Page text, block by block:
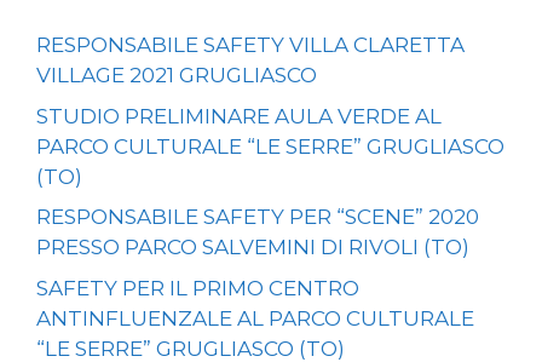
RESPONSABILE SAFETY VILLA CLARETTA
VILLAGE 2021 GRUGLIASCO
STUDIO PRELIMINARE AULA VERDE AL
PARCO CULTURALE “LE SERRE” GRUGLIASCO
(TO)
RESPONSABILE SAFETY PER “SCENE” 2020
PRESSO PARCO SALVEMINI DI RIVOLI (TO)
SAFETY PER IL PRIMO CENTRO
ANTINFLUENZALE AL PARCO CULTURALE
“LE SERRE” GRUGLIASCO (TO)